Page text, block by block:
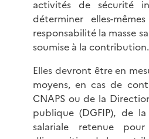
activités de sécurité
déterminer elles-
responsabilité la masse
soumise à la contribution.
Elles devront être en
moyens, en cas de
CNAPS ou de la
publique (DGFIP), de
salariale retenue